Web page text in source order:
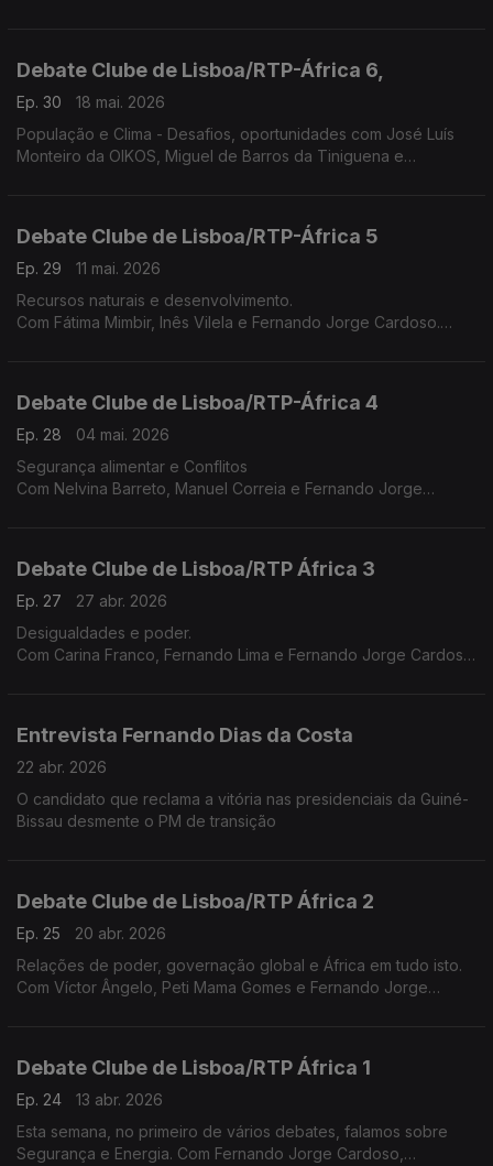
Debate Clube de Lisboa/RTP-África 6,
Ep. 30
18 mai. 2026
População e Clima - Desafios, oportunidades com José Luís
Monteiro da OIKOS, Miguel de Barros da Tiniguena e
Debate Clube de Lisboa/RTP-África 5
Ep. 29
11 mai. 2026
Recursos naturais e desenvolvimento.
Com Fátima Mimbir, Inês Vilela e Fernando Jorge Cardoso.
Debate Clube de Lisboa/RTP-África 4
Ep. 28
04 mai. 2026
Segurança alimentar e Conflitos
Com Nelvina Barreto, Manuel Correia e Fernando Jorge
Debate Clube de Lisboa/RTP África 3
Ep. 27
27 abr. 2026
Desigualdades e poder.
Com Carina Franco, Fernando Lima e Fernando Jorge Cardoso.
Entrevista Fernando Dias da Costa
22 abr. 2026
O candidato que reclama a vitória nas presidenciais da Guiné-
Bissau desmente o PM de transição
Debate Clube de Lisboa/RTP África 2
Ep. 25
20 abr. 2026
Relações de poder, governação global e África em tudo isto.
Com Víctor Ângelo, Peti Mama Gomes e Fernando Jorge
Debate Clube de Lisboa/RTP África 1
Ep. 24
13 abr. 2026
Esta semana, no primeiro de vários debates, falamos sobre
Segurança e Energia. Com Fernando Jorge Cardoso,